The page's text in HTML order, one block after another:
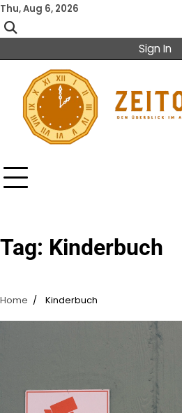
Skip
to
content
Thu, Aug 6, 2026
Sign In
Tag: Kinderbuch
Home Kinderbuch